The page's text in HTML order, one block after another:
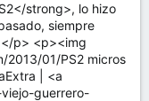
strong>, lo hizo
siempre
p> <p><img
01/PS2 micros
| <a
guerrero-